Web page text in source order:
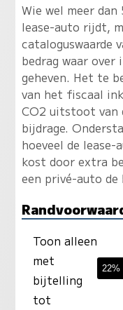
Wie wel meer
lease-auto rijdt,
cataloguswaarde
bedrag waar
geheven. Het te
van het fiscaal
CO2 uitstoot van
bijdrage.
hoeveel de
kost door extra
een privé-auto de
Toon alleen
met
bijtelling
tot